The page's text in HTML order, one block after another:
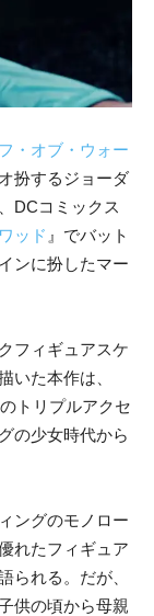
・オブ・ウォー
扮するジョーダ
DCコミックス
ッド 』でバット
ンに扮したマー
フィギュアスケ
いた本作は、
トリプルアクセ
の少女時代から
ングのモノロー
れたフィギュア
られる。だが、
供の頃から母親